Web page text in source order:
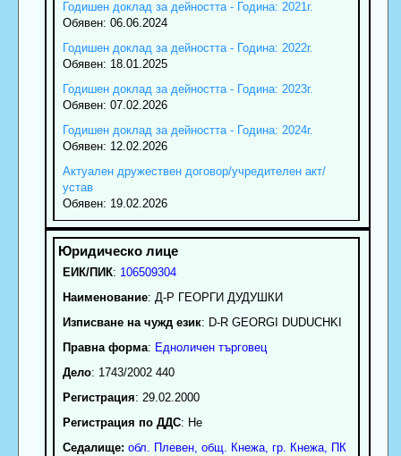
Годишен доклад за дейността - Година: 2021г.
Обявен: 06.06.2024
Годишен доклад за дейността - Година: 2022г.
Обявен: 18.01.2025
Годишен доклад за дейността - Година: 2023г.
Обявен: 07.02.2026
Годишен доклад за дейността - Година: 2024г.
Обявен: 12.02.2026
Актуален дружествен договор/учредителен акт/
устав
Обявен: 19.02.2026
ЕИК/ПИК: 106509304
Наименование: Д-Р ГЕОРГИ ДУДУШКИ
Изписване на чужд език: D-R GEORGI DUDUCHKI
Правна форма: Едноличен търговец
Дело: 1743/2002 440
Регистрация: 29.02.2000
Регистрация по ДДС: Нe
Седалище: обл. Плевен, общ. Кнежа, гр. Кнежа, ПК